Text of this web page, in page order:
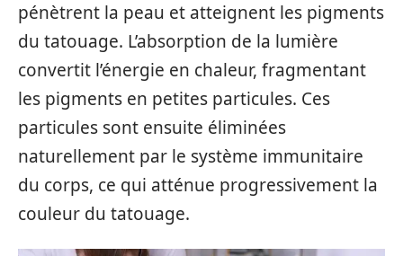
pénètrent la peau et atteignent les pigments
du tatouage. L’absorption de la lumière
convertit l’énergie en chaleur, fragmentant
les pigments en petites particules. Ces
particules sont ensuite éliminées
naturellement par le système immunitaire
du corps, ce qui atténue progressivement la
couleur du tatouage.